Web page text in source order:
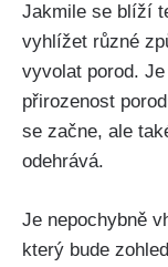
Jakmile se blíží
vyhlížet různé
vyvolat ‌porod.
přirozenost
se začne, ale
odehrává.
Je ⁣nepochybně
který bude